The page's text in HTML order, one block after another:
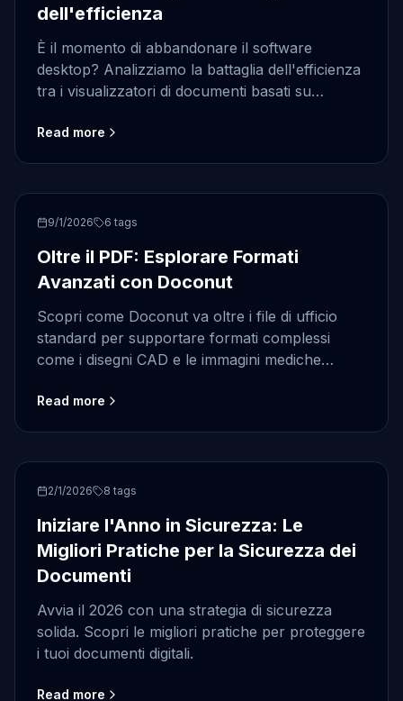
dell'efficienza
È il momento di abbandonare il software
desktop? Analizziamo la battaglia dell'efficienza
tra i visualizzatori di documenti basati su
Read more
CAD
9/1/2026 6 tags
Oltre il PDF: Esplorare Formati
Avanzati con Doconut
Scopri come Doconut va oltre i file di ufficio
standard per supportare formati complessi
come i disegni CAD e le immagini mediche
Read more
Security
2/1/2026 8 tags
Iniziare l'Anno in Sicurezza: Le
Migliori Pratiche per la Sicurezza dei
Documenti
Avvia il 2026 con una strategia di sicurezza
solida. Scopri le migliori pratiche per proteggere
i tuoi documenti digitali.
Read more